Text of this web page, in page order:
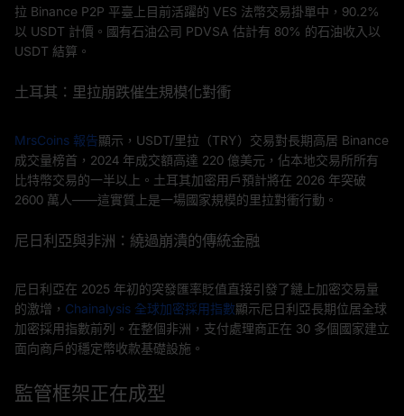
拉 Binance P2P 平臺上目前活躍的 VES 法幣交易掛單中，90.2%
以 USDT 計價。國有石油公司 PDVSA 估計有 80% 的石油收入以
USDT 結算。
土耳其：里拉崩跌催生規模化對衝
MrsCoins 報告顯示，USDT/里拉（TRY）交易對長期高居 Binance
成交量榜首，2024 年成交額高達 220 億美元，佔本地交易所所有
比特幣交易的一半以上。土耳其加密用戶預計將在 2026 年突破
2600 萬人——這實質上是一場國家規模的里拉對衝行動。
尼日利亞與非洲：繞過崩潰的傳統金融
尼日利亞在 2025 年初的突發匯率貶值直接引發了鏈上加密交易量
的激增， Chainalysis 全球加密採用指數顯示尼日利亞長期位居全球
加密採用指數前列。在整個非洲，支付處理商正在 30 多個國家建立
面向商戶的穩定幣收款基礎設施。
監管框架正在成型